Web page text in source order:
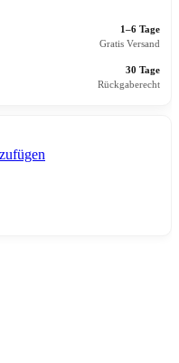
1–6 Tage
Gratis Versand
30 Tage
Rückgaberecht